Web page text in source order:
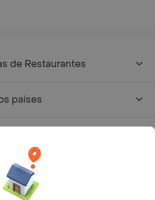
de Restaurantes
países
Google play